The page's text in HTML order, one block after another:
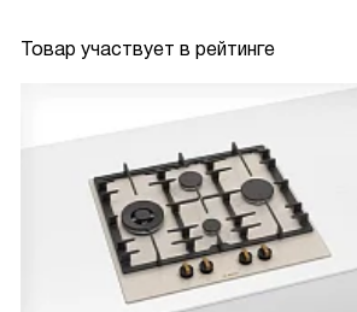
Товар участвует в рейтинге